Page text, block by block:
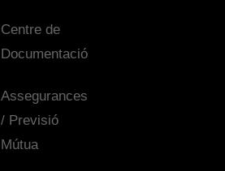
Centre de
Documentació
Assegurances
/ Previsió
Mútua